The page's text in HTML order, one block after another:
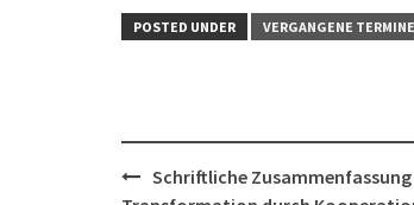
POSTED UNDER VERGANGENE TERMINE
PostSchriftliche